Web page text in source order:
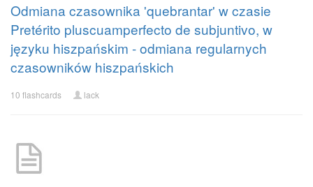
Odmiana czasownika 'quebrantar' w czasie
Pretérito pluscuamperfecto de subjuntivo, w
języku hiszpańskim - odmiana regularnych
czasowników hiszpańskich
10 flashcards lack